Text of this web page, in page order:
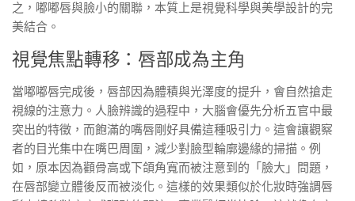
之，嘟嘟唇與臉小的關聯，本質上是視覺科學與美學設計的完
美結合。
視覺焦點轉移：唇部成為主角
當嘟嘟唇完成後，唇部因為體積與光澤度的提升，會自然搶走
視線的注意力。人臉辨識的過程中，大腦會優先分析五官中最
突出的特徵，而飽滿的嘴唇剛好具備這種吸引力。這會讓觀察
者的目光集中在嘴巴周圍，減少對臉型輪廓邊緣的掃描。例
如，原本因為顴骨高或下頜角寬而被注意到的「臉大」問題，
在唇部變立體後反而被淡化。這樣的效果類似於化妝時強調唇